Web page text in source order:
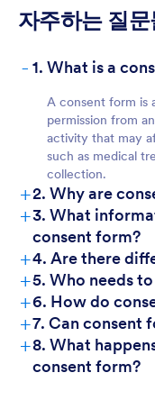
자주하는 질
- 1. What is a
A consent form is
permission from
activity that may
such as medical
collection.
+2. Why are
+3. What
consent form?
+4. Are there
+5. Who needs
+6. How do
+7. Can consent
+8. What
consent form?